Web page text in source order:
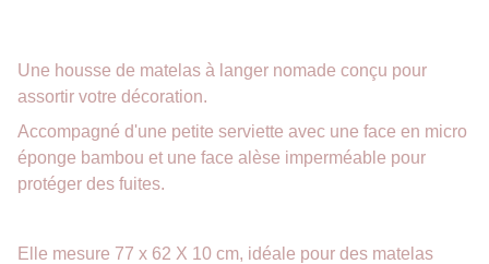
Une housse de matelas à langer nomade conçu pour
assortir votre décoration.
Accompagné d'une petite serviette avec une face en micro
éponge bambou et une face alèse imperméable pour
protéger des fuites.
Elle mesure 77 x 62 X 10 cm, idéale pour des matelas